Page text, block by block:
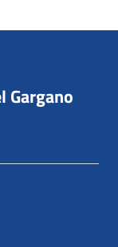
Gargano